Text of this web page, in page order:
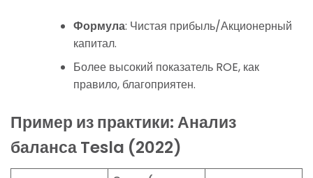
Формула: Чистая прибыль/Акционерный
капитал.
Более высокий показатель ROE, как
правило, благоприятен.
Пример из практики: Анализ
баланса Tesla (2022)